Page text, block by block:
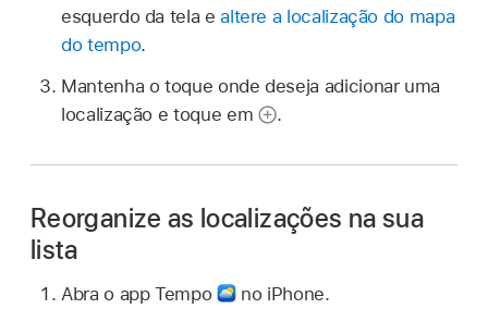
esquerdo da tela ealtere a localização do mapa
do tempo.
Mantenha o toque onde deseja adicionar uma
localização e toque em
.
Reorganize as localizações na sua
lista
Abra o app Tempo
no iPhone.